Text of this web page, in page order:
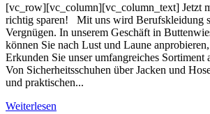
[vc_row][vc_column][vc_column_text] Jetzt
richtig sparen! Mit uns wird Berufskleidung
Vergnügen. In unserem Geschäft in
können Sie nach Lust und Laune
Erkunden Sie unser umfangreiches Sortiment
Von Sicherheitsschuhen über Jacken und
und praktischen...
Weiterlesen